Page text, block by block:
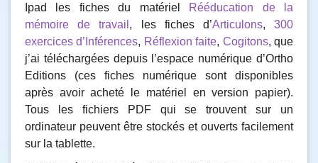
Ipad les fiches du matériel
Rééducation de la
mémoire de travail , les fiches d’Articulons,300
exercices d’Inférences, Réflexion faite, Cogitons, que
j’ai téléchargées depuis l’espace numérique d’Ortho
Editions (ces fiches numérique sont disponibles
après avoir acheté le matériel en version papier).
Tous les fichiers PDF qui se trouvent sur un
ordinateur peuvent être stockés et ouverts facilement
sur la tablette.